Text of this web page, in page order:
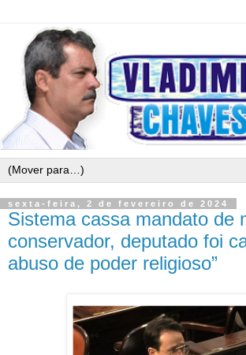
sexta-feira, 2 de fevereiro de 2024
Sistema cassa mandato de
conservador, deputado foi
abuso de poder religioso”